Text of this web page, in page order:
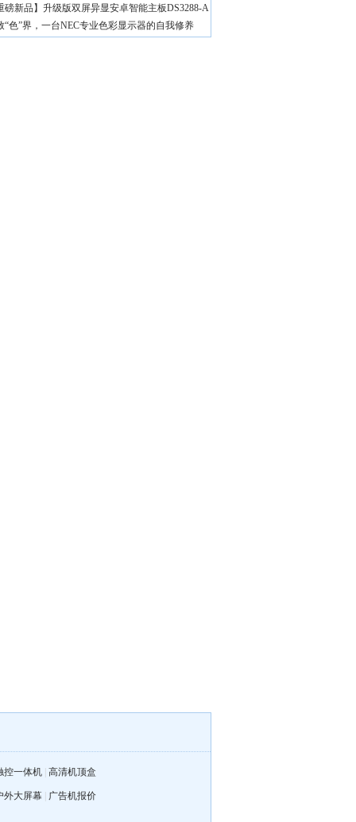
磅新品】升级版双屏异显安卓智能主板DS3288-A
“色”界，一台NEC专业色彩显示器的自我修养
控一体机 高清机顶盒
外大屏幕 广告机报价